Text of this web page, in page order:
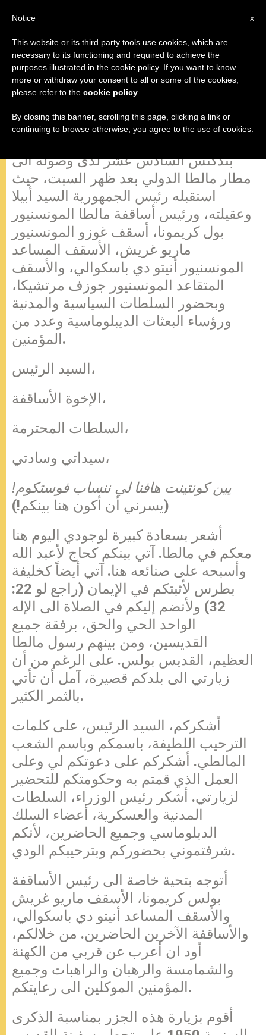
كلمة البابا لدى وصوله الى مالطا
مالطا، الأحد 18 أبريل 2010 (zenit.org).
بندكتس السادس عشر لدى وصوله الى
مطار مالطا الدولي بعد ظهر السبت، حيث
استقبله رئيس الجمهورية السيد أبيلا
وعقيلته، ورئيس أساقفة مالطا المونسنيور
بول كريمونا، أسقف غوزو المونسنيور
ماريو غريش، الأسقف المساعد
المونسنيور أنيتو دي باسكوالي، والأسقف
المتقاعد المونسنيور جوزف مرتشيكا،
وبحضور السلطات السياسية والمدنية
ورؤساء البعثات الديبلوماسية وعدد من
المؤمنين.
السيد الرئيس،
الإخوة الأساقفة،
السلطات المحترمة،
سيداتي وسادتي،
يين كونتينت هافنا لي ننساب فوستكوم!
(يسرني أن أكون هنا بينكم!)
أشعر بسعادة كبيرة لوجودي اليوم هنا
معكم في مالطا. آتي بينكم كحاج لأعبد الله
وأسبحه على صنائعه هنا. آتي أيضاً كخليفة
بطرس لأثبتكم في الإيمان (راجع لو 22:
32) ولأنضم إليكم في الصلاة الى الإله
الواحد الحي والحق، برفقة جميع
القديسين، ومن بينهم رسول مالطا
العظيم، القديس بولس. على الرغم من أن
زيارتي الى بلدكم قصيرة، آمل أن تأتي
بالثمر الكثير.
أشكركم، السيد الرئيس، على كلمات
الترحيب اللطيفة، باسمكم وباسم الشعب
المالطي. أشكركم على دعوتكم لي وعلى
العمل الذي قمتم به وحكومتكم للتحضير
لزيارتي. أشكر رئيس الوزراء، السلطات
المدنية والعسكرية، أعضاء السلك
الدبلوماسي وجميع الحاضرين، لأنكم
شرفتموني بحضوركم وبترحيبكم الودي.
أتوجه بتحية خاصة الى رئيس الأساقفة
بولس كريمونا، الأسقف ماريو غريش
والأسقف المساعد أنيتو دي باسكوالي،
والأساقفة الآخرين الحاضرين. من خلالكم،
أود ان أعرب عن قربي من الكهنة
والشمامسة والرهبان والراهبات وجميع
المؤمنين الموكلين الى رعايتكم.
أقوم بزيارة هذه الجزر بمناسبة الذكرى
x
Notice
This website or its third party tools use cookies, which are
necessary to its functioning and required to achieve the
purposes illustrated in the cookie policy. If you want to know
more or withdraw your consent to all or some of the cookies,
please refer to the cookie policy
By closing this banner, scrolling this page, clicking a link or
continuing to browse otherwise, you agree to the use of cookies.